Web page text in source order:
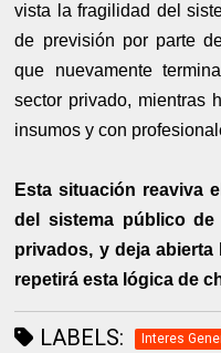
vista la fragilidad del
de previsión por parte
que nuevamente
sector privado, mientras
insumos y con
Esta situación reaviva
del sistema público
privados, y deja
repetirá esta lógica de
LABELS: Interes